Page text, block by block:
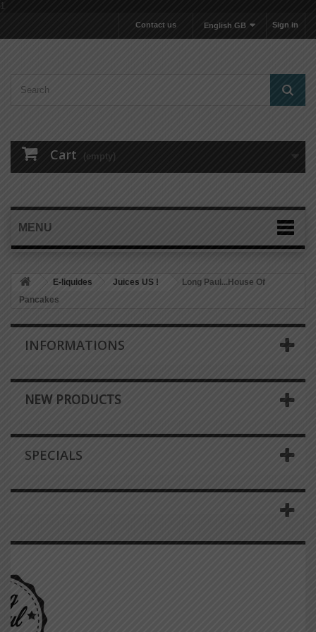
1
Sign in
English GB
Contact us
Cart (empty)
MENU
E-liquides Juices US !
Long Paul...House Of
Pancakes
INFORMATIONS
NEW PRODUCTS
SPECIALS